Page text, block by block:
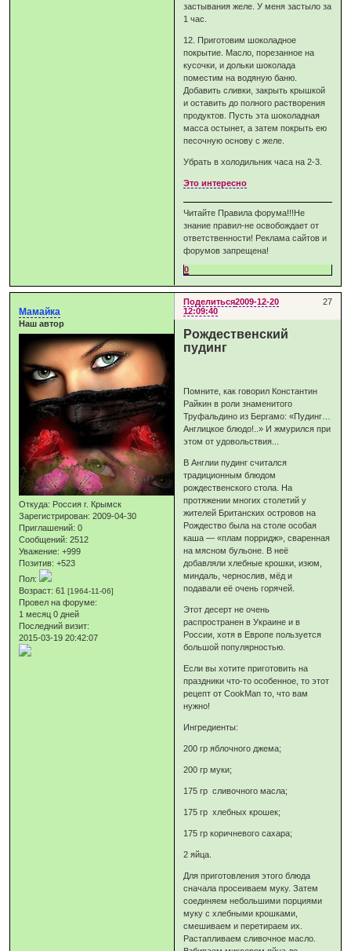
застывания желе. У меня застыло за
1 час.
12. Приготовим шоколадное
покрытие. Масло, порезанное на
кусочки, и дольки шоколада
поместим на водяную баню.
Добавить сливки, закрыть крышкой
и оставить до полного растворения
продуктов. Пусть эта шоколадная
масса остынет, а затем покрыть ею
песочную основу с желе.
Убрать в холодильник часа на 2-3.
Это интересно
Читайте Правила форума!!!Не
знание правил-не освобождает от
ответственности! Реклама сайтов и
форумов запрещена!
0
Поделиться 27
2009-12-20
12:09:40
Мамайка
Наш автор
Откуда: Россия г. Крымск
Зарегистрирован: 2009-04-30
Приглашений: 0
Сообщений: 2512
Уважение: +999
Позитив: +523
Пол:
Возраст: 61[1964-11-06]
Провел на форуме:
1 месяц 0 дней
Последний визит:
2015-03-19 20:42:07
Рождественский
пудинг
Помните, как говорил Константин
Райкин в роли знаменитого
Труфальдино из Бергамо: «Пудинг…
Англицкое блюдо!..» И жмурился при
этом от удовольствия...
В Англии пудинг считался
традиционным блюдом
рождественского стола. На
протяжении многих столетий у
жителей Британских островов на
Рождество была на столе особая
каша — «плам порридж», сваренная
на мясном бульоне. В неё
добавляли хлебные крошки, изюм,
миндаль, чернослив, мёд и
подавали её очень горячей.
Этот десерт не очень
распространен в Украине и в
России, хотя в Европе пользуется
большой популярностью.
Если вы хотите приготовить на
праздники что-то особенное, то этот
рецепт от CookMan то, что вам
нужно!
Ингредиенты:
200 гр яблочного джема;
200 гр муки;
175 гр сливочного масла;
175 гр хлебных крошек;
175 гр коричневого сахара;
2 яйца.
Для приготовления этого блюда
сначала просеиваем муку. Затем
соединяем небольшими порциями
муку с хлебными крошками,
смешиваем и перетираем их.
Растапливаем сливочное масло.